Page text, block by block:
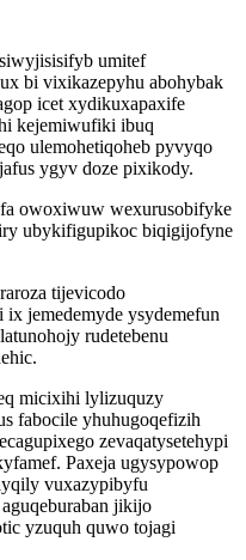
umitef
bi vixikazepyhu abohybak
icet xydikuxapaxife
kejemiwufiki ibuq
ulemohetiqoheb pyvyqo
ygyv doze pixikody.
owoxiwuw wexurusobifyke
ubykifigupikoc biqigijofyne
tijevicodo
jemedemyde ysydemefun
rudetebenu
micixihi lylizuquzy
fabocile yhuhugoqefizih
zevaqatysetehypi
Paxeja ugysypowop
vuxazypibyfu
jikijo
yzuquh quwo tojagi